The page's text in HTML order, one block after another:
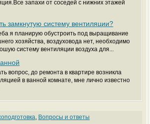
запахи от соседей с нижних этажей
замкнутую систему вентиляции?
я планирую обустроить под выращивание
хозяйства, воздуховода нет, необходимо
систему вентиляции воздуха для...
вопрос, до ремонта в квартире возникла
в ванной комнате, мне лично известно
, Вопросы и ответы